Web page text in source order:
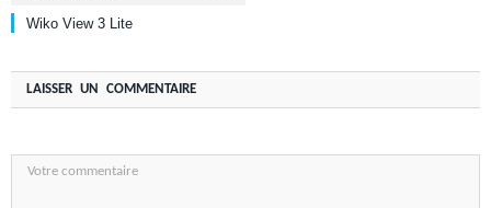
Wiko View 3 Lite
LAISSER UN COMMENTAIRE